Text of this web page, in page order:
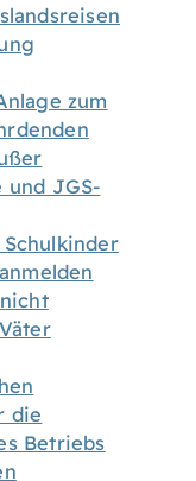
zum
und JGS-
die
Betriebs